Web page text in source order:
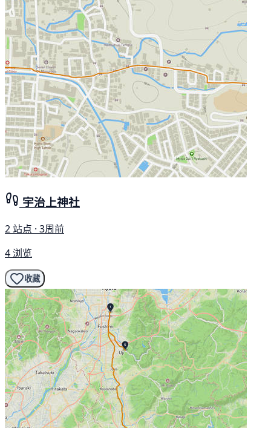
宇治上神社
2 站点 · 3周前
4 浏览
收藏